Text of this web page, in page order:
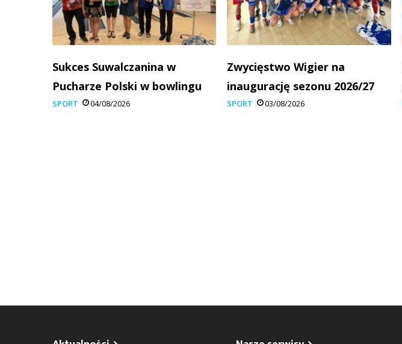
Sukces Suwalczanina w
Pucharze Polski w bowlingu
SPORT 04/08/2026
Zwycięstwo Wigier na
inaugurację sezonu 2026/27
SPORT 03/08/2026